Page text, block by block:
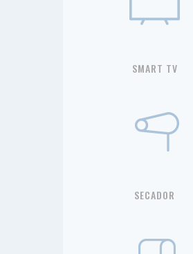
SMART TV
SECADOR